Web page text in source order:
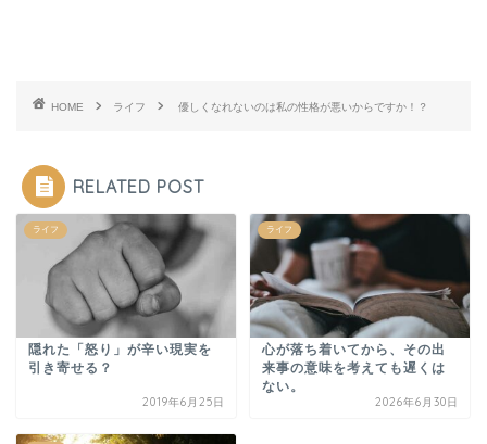
HOME ライフ 優しくなれないのは私の性格が悪いからですか！？
RELATED POST
ライフ
隠れた「怒り」が辛い現実を
引き寄せる？
2019年6月25日
ライフ
心が落ち着いてから、その出
来事の意味を考えても遅くは
ない。
2026年6月30日